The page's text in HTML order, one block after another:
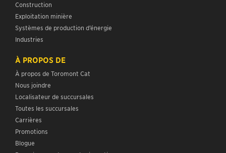
Construction
Exploitation minière
Systèmes de production d’énergie
Industries
À PROPOS DE
À propos de Toromont Cat
Nous joindre
Localisateur de succursales
Toutes les succursales
Carrières
Promotions
Blogue